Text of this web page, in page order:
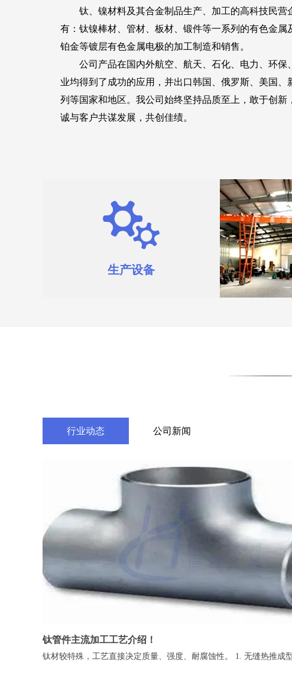
钛、镍材料及其合金制品生产、加工的高科技民营
有：钛镍棒材、管材、板材、锻件等一系列的有色金属
铂金等镀层有色金属电极的加工制造和销售。
公司产品在国内外航空、航天、石化、电力、环保
业均得到了成功的应用，并出口韩国、俄罗斯、美国、
列等国家和地区。我公司始终坚持品质至上，敢于创新
诚与客户共谋发展，共创佳绩。
生产设备
行业动态 公司新闻
钛管件主流加工工艺介绍！
钛材较特殊，工艺直接决定质量、强度、耐腐蚀性。 1. 无缝热推成